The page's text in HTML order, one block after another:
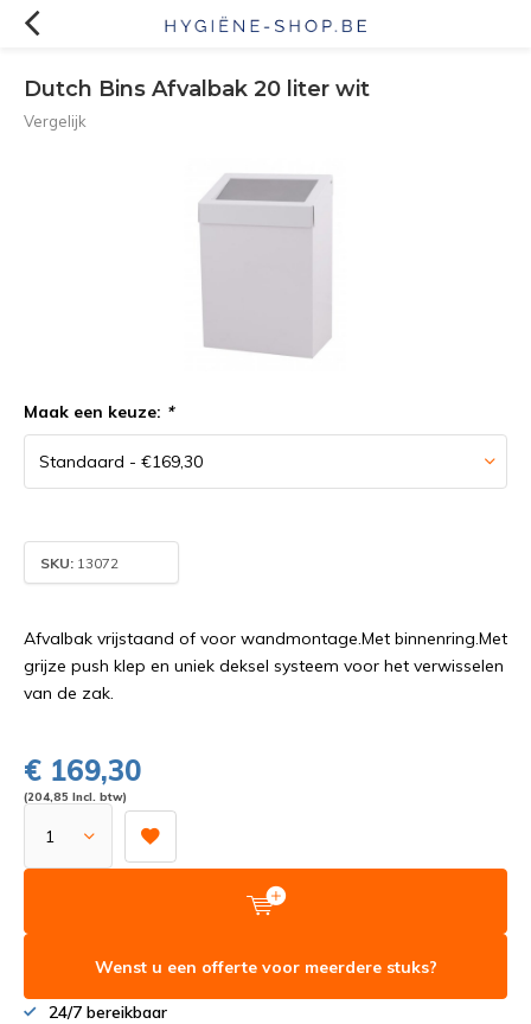
Dutch Bins Afvalbak 20 liter wit
Vergelijk
Maak een keuze: *
SKU: 13072
Afvalbak vrijstaand of voor wandmontage.Met binnenring.Met
grijze push klep en uniek deksel systeem voor het verwisselen
van de zak.
€ 169,30
(204,85 Incl. btw)
Wenst u een offerte voor meerdere stuks?
24/7 bereikbaar